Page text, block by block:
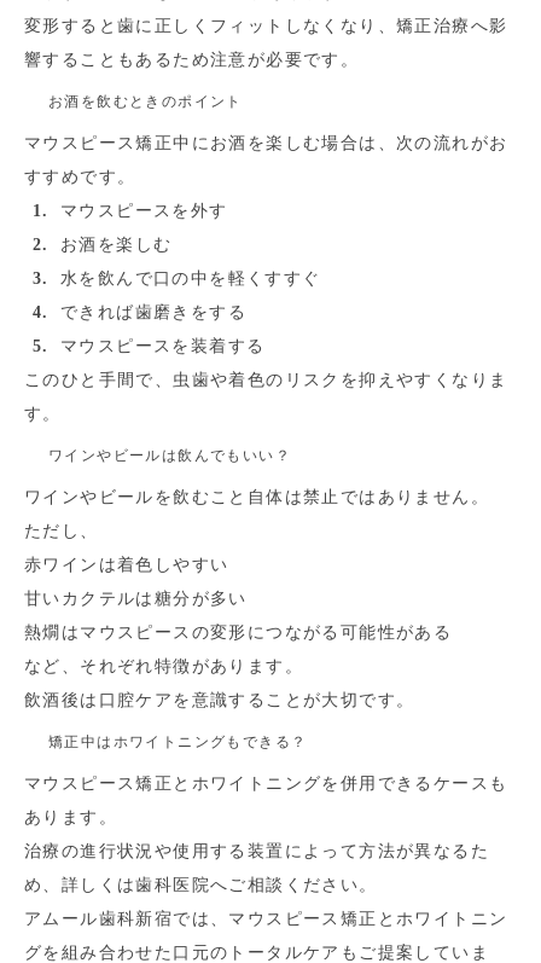
変形すると歯に正しくフィットしなくなり、矯正治療へ影
響することもあるため注意が必要です。
お酒を飲むときのポイント
マウスピース矯正中にお酒を楽しむ場合は、次の流れがお
すすめです。
マウスピースを外す
お酒を楽しむ
水を飲んで口の中を軽くすすぐ
できれば歯磨きをする
マウスピースを装着する
このひと手間で、虫歯や着色のリスクを抑えやすくなりま
す。
ワインやビールは飲んでもいい？
ワインやビールを飲むこと自体は禁止ではありません。
ただし、
赤ワインは着色しやすい
甘いカクテルは糖分が多い
熱燗はマウスピースの変形につながる可能性がある
など、それぞれ特徴があります。
飲酒後は口腔ケアを意識することが大切です。
矯正中はホワイトニングもできる？
マウスピース矯正とホワイトニングを併用できるケースも
あります。
治療の進行状況や使用する装置によって方法が異なるた
め、詳しくは歯科医院へご相談ください。
アムール歯科新宿では、マウスピース矯正とホワイトニン
グを組み合わせた口元のトータルケアもご提案していま